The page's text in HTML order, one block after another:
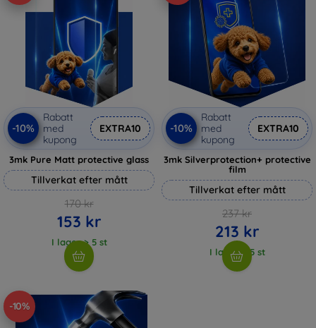
-10%
Rabatt
med
kupong
EXTRA10
3mk Pure Matt protective glass
Tillverkat efter mått
170 kr
153 kr
I lager > 5 st
-10%
Rabatt
med
kupong
EXTRA10
3mk Silverprotection+ protective
film
Tillverkat efter mått
237 kr
213 kr
I lager > 5 st
-10%